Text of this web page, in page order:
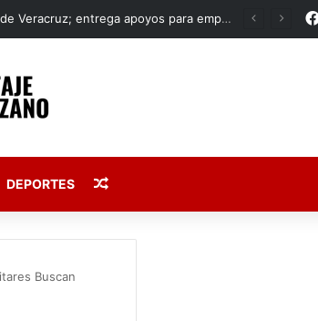
Acusan a diputada de Morena de presuntos «moches» a personal del Congreso; excolaborador hace denuncia pública
DEPORTES Publicación al azar
Buscan